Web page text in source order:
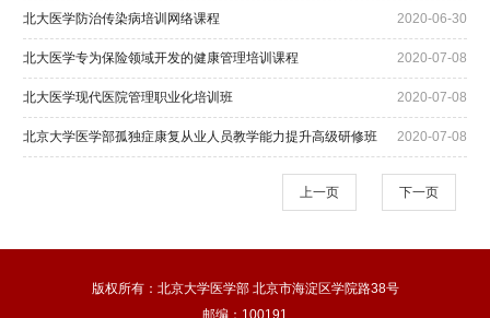
2020-06-30
北大医学防治传染病培训网络课程
2020-07-08
北大医学专为保险领域开发的健康管理培训课程
2020-07-08
北大医学现代医院管理职业化培训班
2020-07-08
北京大学医学部孤独症康复从业人员教学能力提升高级研修班
上一页 下一页
版权所有：北京大学医学部 北京市海淀区学院路38号
邮编：100191